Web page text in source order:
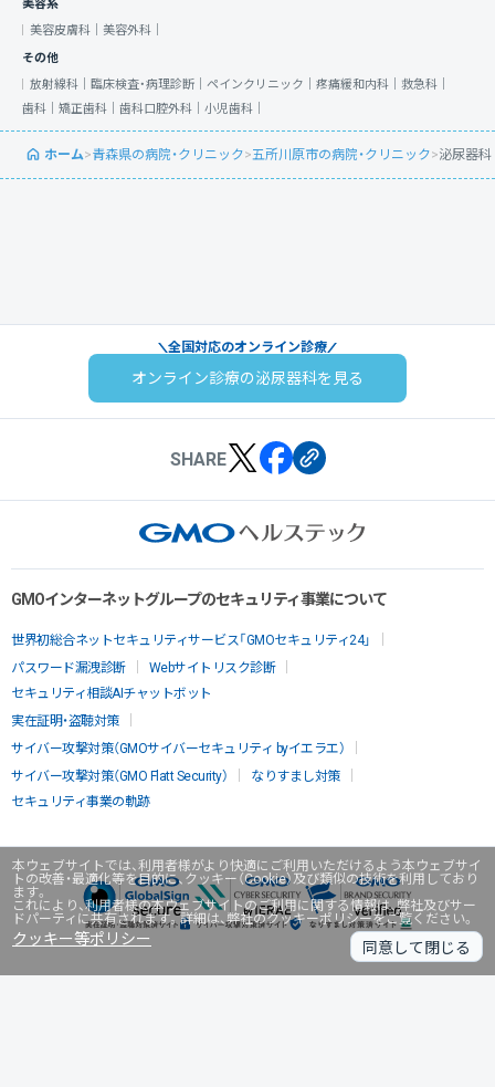
本ウェブサイトでは、利用者様がより快適にご利用いただけるよう本ウェブサイ
トの改善・最適化等を目的に、クッキー（Cookie）及び類似の技術を利用しており
ます。
これにより、利用者様の本ウェブサイトのご利用に関する情報は、弊社及びサー
ドパーティに共有されます。詳細は、弊社のクッキーポリシーをご覧ください。
クッキー等ポリシー 同意して閉じる
美容系
美容皮膚科｜ 美容外科｜
その他
放射線科｜ 臨床検査・病理診断｜ ペインクリニック｜ 疼痛緩和内科｜ 救急科｜
歯科｜ 矯正歯科｜ 歯科口腔外科｜ 小児歯科｜
ホーム>青森県の病院・クリニック>五所川原市の病院・クリニック>泌尿器科
全国対応のオンライン診療
オンライン診療の泌尿器科を見る
SHARE
GMOインターネットグループのセキュリティ事業について
世界初総合ネットセキュリティサービス「GMOセキュリティ24」
パスワード漏洩診断
Webサイトリスク診断
セキュリティ相談AIチャットボット
実在証明・盗聴対策
サイバー攻撃対策（GMOサイバーセキュリティ byイエラエ）
サイバー攻撃対策（GMO Flatt Security）
なりすまし対策
セキュリティ事業の軌跡